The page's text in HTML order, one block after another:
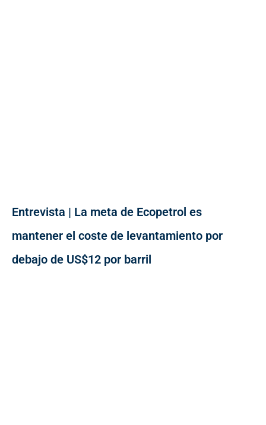
Entrevista | La meta de Ecopetrol es
mantener el coste de levantamiento por
debajo de US$12 por barril